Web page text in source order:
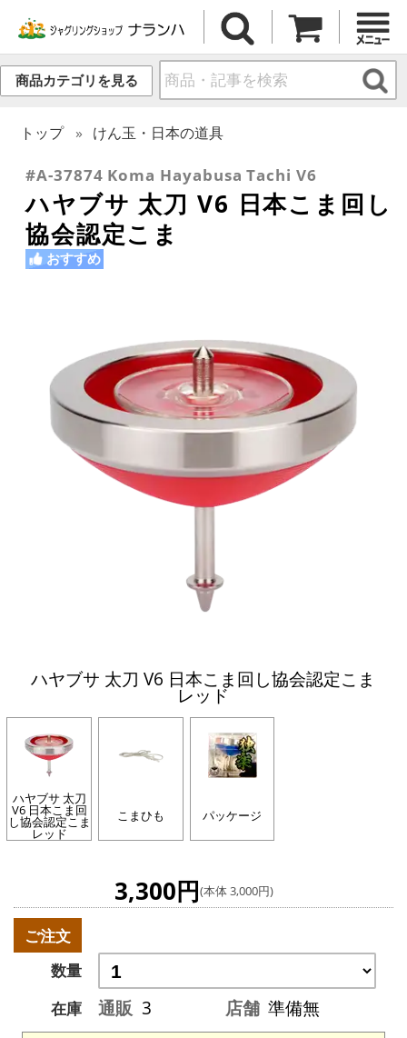
商品カテゴリを見る
トップ けん玉・日本の道具
#A-37874 Koma Hayabusa Tachi V6
ハヤブサ 太刀 V6 日本こま回し
協会認定こま
おすすめ
ハヤブサ 太刀 V6 日本こま回し協会認定こま
レッド
ハヤブサ 太刀
V6 日本こま回
し協会認定こま
レッド
こまひも パッケージ
3,300円(本体 3,000円)
ご注文
数量
在庫
通販 3 店舗 準備無